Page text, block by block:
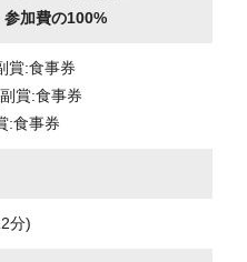
参加費の100%
賞:食事券
賞:食事券
:食事券
分)